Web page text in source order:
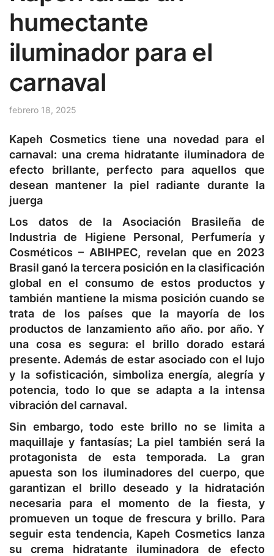
humectante
iluminador para el
carnaval
febrero 18, 2025
Kapeh Cosmetics tiene una novedad para el
carnaval: una crema hidratante iluminadora de
efecto brillante, perfecto para aquellos que
desean mantener la piel radiante durante la
juerga
Los datos de la Asociación Brasileña de
Industria de Higiene Personal, Perfumería y
Cosméticos – ABIHPEC, revelan que en 2023
Brasil ganó la tercera posición en la clasificación
global en el consumo de estos productos y
también mantiene la misma posición cuando se
trata de los países que la mayoría de los
productos de lanzamiento año año. por año. Y
una cosa es segura: el brillo dorado estará
presente. Además de estar asociado con el lujo
y la sofisticación, simboliza energía, alegría y
potencia, todo lo que se adapta a la intensa
vibración del carnaval.
Sin embargo, todo este brillo no se limita a
maquillaje y fantasías; La piel también será la
protagonista de esta temporada. La gran
apuesta son los iluminadores del cuerpo, que
garantizan el brillo deseado y la hidratación
necesaria para el momento de la fiesta, y
promueven un toque de frescura y brillo. Para
seguir esta tendencia, Kapeh Cosmetics lanza
su crema hidratante iluminadora de efecto